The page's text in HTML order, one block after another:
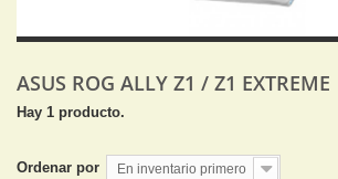
ASUS ROG ALLY Z1 / Z1 EXTREME
Hay 1 producto.
Ordenar por En inventario primero